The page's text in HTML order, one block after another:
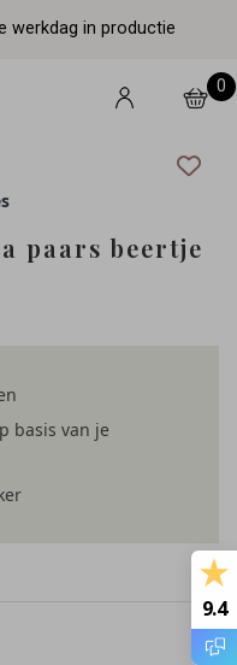
werkdag in productie
0
paars beertje
basis van je
9.4